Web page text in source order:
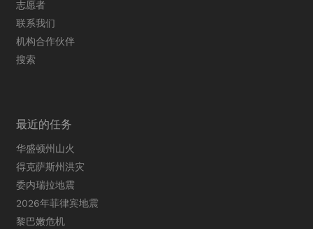
志愿者
联系我们
机构合作伙伴
搜索
最近的任务
华盛顿州山火
得克萨斯州洪灾
委内瑞拉地震
2026年菲律宾地震
黎巴嫩危机